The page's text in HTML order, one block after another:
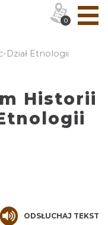
Dział Etnologii
Historii
ODSŁUCHAJ TEKST
0